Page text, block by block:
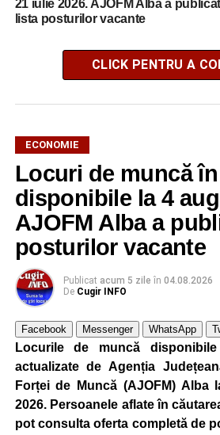
21 iulie 2026. AJOFM Alba a publicat
lista posturilor vacante
CLICK PENTRU A
ECONOMIE
Locuri de muncă
disponibile la 4
AJOFM Alba a
posturilor vacante
Publicat acum 5 zile în 04.08.2026
De Cugir INFO
Facebook Messenger WhatsApp
Locurile de muncă
actualizate de Agenția
Forței de Muncă (AJOFM) Alba
2026. Persoanele aflate în
pot consulta oferta completă de